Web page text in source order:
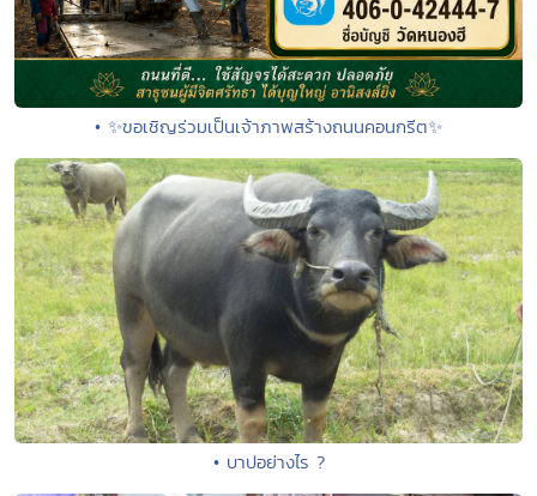
• ✨ขอเชิญร่วมเป็นเจ้าภาพสร้างถนนคอนกรีต✨
• บาปอย่างไร ?